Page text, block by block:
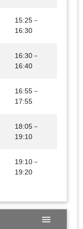
15:25－
16:30
16:30－
16:40
16:55－
17:55
18:05－
19:10
19:10－
19:20
menu